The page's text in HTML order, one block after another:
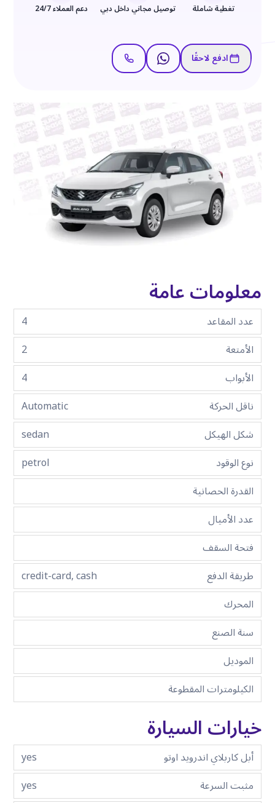
تغطية شاملة توصيل مجاني داخل دبي دعم العملاء 24/7
ادفع لاحقًا
معلومات عامة
عدد المقاعد
4
الأمتعة
2
الأبواب
4
ناقل الحركة
Automatic
شكل الهيكل
sedan
نوع الوقود
petrol
القدرة الحصانية
عدد الأميال
فتحة السقف
طريقة الدفع
credit-card, cash
المحرك
سنة الصنع
الموديل
الكيلومترات المقطوعة
خيارات السيارة
أبل كاربلاي اندرويد اوتو
yes
مثبت السرعة
yes